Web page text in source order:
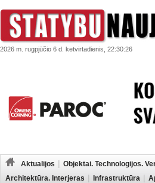
2026 m. rugpjūčio 6 d. ketvirtadienis, 22:30:26
Aktualijos Objektai. Technologijos.
Architektūra. Interjeras
Infrastruktūra